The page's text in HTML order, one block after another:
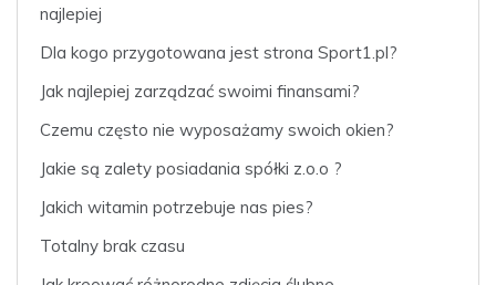
najlepiej
Dla kogo przygotowana jest strona Sport1.pl?
Jak najlepiej zarządzać swoimi finansami?
Czemu często nie wyposażamy swoich okien?
Jakie są zalety posiadania spółki z.o.o ?
Jakich witamin potrzebuje nas pies?
Totalny brak czasu